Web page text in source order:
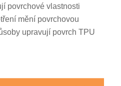
povrchové vlastnosti
mění povrchovou
upravují povrch TPU